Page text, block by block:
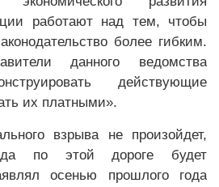
работают над тем, чтобы
более гибким.
данного ведомства
действующие
их платными».
взрыва не произойдет,
по этой дороге будет
осенью прошлого года